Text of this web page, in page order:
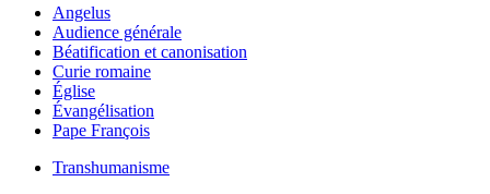
Angelus
Audience générale
Béatification et canonisation
Curie romaine
Église
Évangélisation
Pape François
Transhumanisme